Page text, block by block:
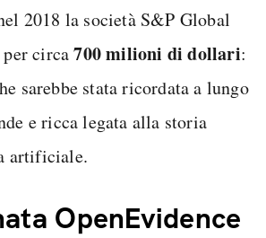
2018 la società S&P Global
per circa700 milioni di dollari:
sarebbe stata ricordata a lungo
e ricca legata alla storia
artificiale.
OpenEvidence